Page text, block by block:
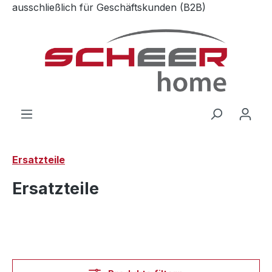
Zum Hauptinhalt springen
ausschließlich für Geschäftskunden (B2B)
Ersatzteile
Ersatzteile